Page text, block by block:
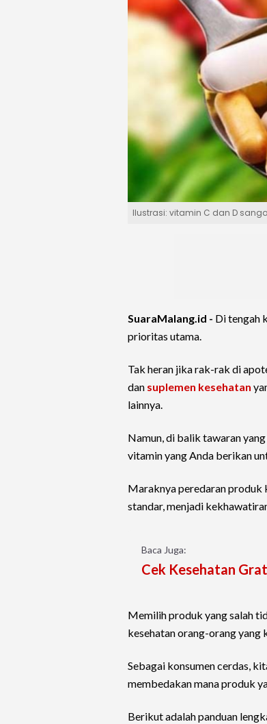
Ilustrasi: vitamin C dan D
SuaraMalang.id - Di tengah
prioritas utama.
Tak heran jika rak-rak di
dan suplemen kesehatan
lainnya.
Namun, di balik tawaran
vitamin yang Anda berikan
Maraknya peredaran produk
standar, menjadi
Baca Juga:
Cek Kesehatan
Memilih produk yang salah
kesehatan orang-orang yang
Sebagai konsumen cerdas,
membedakan mana produk
Berikut adalah panduan